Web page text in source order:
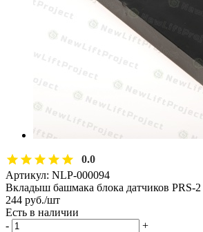
0.0
Артикул: NLP-000094
Вкладыш башмака блока датчиков PRS-
244 руб./шт
Есть в наличии
-
+